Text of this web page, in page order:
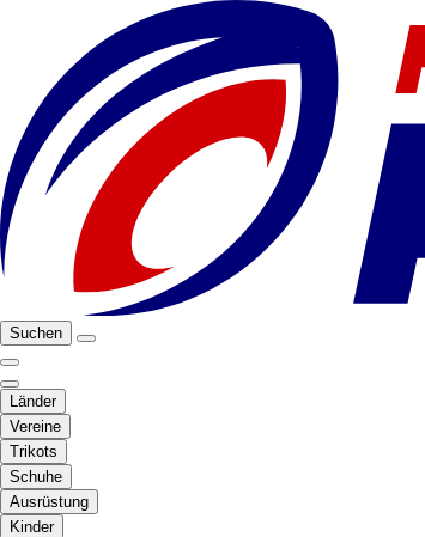
Suchen
Länder
Vereine
Trikots
Schuhe
Ausrüstung
Kinder